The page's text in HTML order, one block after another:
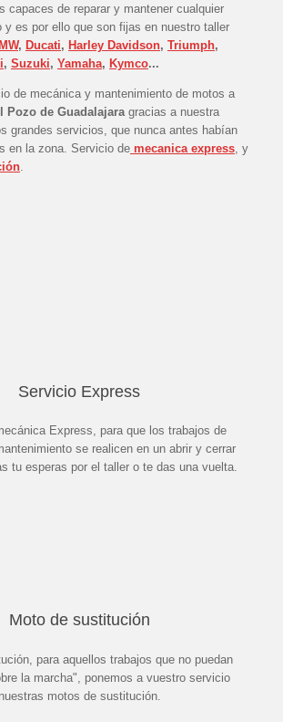
capaces de reparar y mantener cualquier
y es por ello que son fijas en nuestro taller
, Ducati, Harley Davidson, Triumph,
, Suzuki, Yamaha, Kymco...
de mecánica y mantenimiento de motos a
Pozo de Guadalajara gracias a nuestra
grandes servicios, que nunca antes habían
en la zona. Servicio de mecanica express , y
Servicio Express
Express, para que los trabajos de
se realicen en un abrir y cerrar
tu esperas por el taller o te das una vuelta.
Moto de sustitución
para aquellos trabajos que no puedan
la marcha", ponemos a vuestro servicio
nuestras motos de sustitución.